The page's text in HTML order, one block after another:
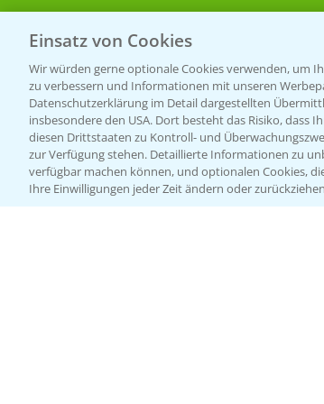
Einsatz von Cookies
Wir würden gerne optionale Cookies verwenden, um
zu verbessern und Informationen mit unseren
Datenschutzerklärung im Detail dargestellten
insbesondere den USA. Dort besteht das Risiko,
diesen Drittstaaten zu Kontroll- und
zur Verfügung stehen. Detaillierte Informationen zu
verfügbar machen können, und optionalen Cookies,
Ihre Einwilligungen jeder Zeit ändern oder